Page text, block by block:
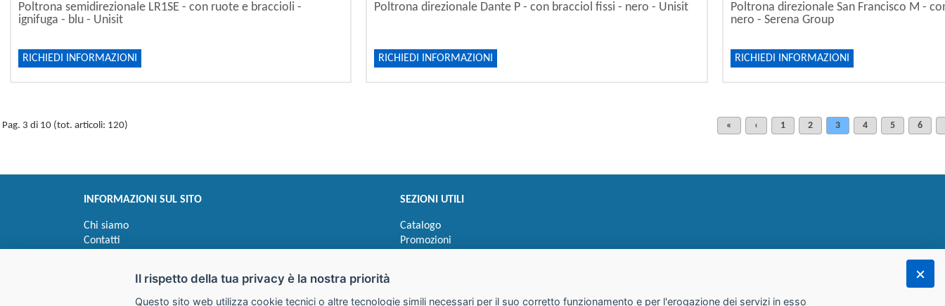
Poltrona semidirezionale LR1SE - con ruote e braccioli -
ignifuga - blu - Unisit
RICHIEDI INFORMAZIONI
Poltrona direzionale Dante P - con bracciol fissi - nero - Unisit
RICHIEDI INFORMAZIONI
Poltrona direzionale San Francisco M -
nero - Serena Group
RICHIEDI INFORMAZIONI
Pag. 3 di 10 (tot. articoli: 120) « ‹ 1 2 3 4 5 6
INFORMAZIONI SUL SITO
Chi siamo
Contatti
SEZIONI UTILI
Catalogo
Promozioni
Il rispetto della tua privacy è la nostra priorità
Questo sito web utilizza cookie tecnici o altre tecnologie simili necessari per il suo corretto funzionamento e per l'erogazione dei servizi in esso